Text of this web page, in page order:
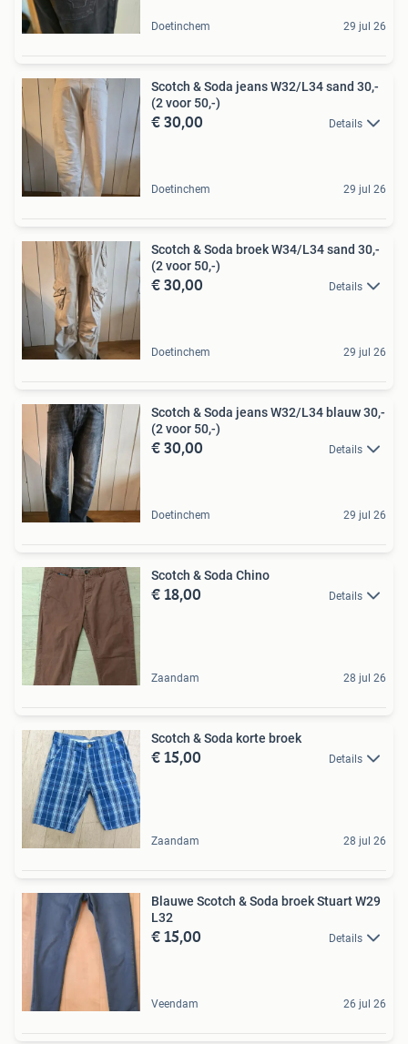
Doetinchem 29 jul 26
Scotch & Soda jeans W32/L34 sand 30,-
(2 voor 50,-)
€ 30,00 Details
Doetinchem 29 jul 26
Scotch & Soda broek W34/L34 sand 30,-
(2 voor 50,-)
€ 30,00 Details
Doetinchem 29 jul 26
Scotch & Soda jeans W32/L34 blauw 30,-
(2 voor 50,-)
€ 30,00 Details
Doetinchem 29 jul 26
Scotch & Soda Chino
€ 18,00 Details
Zaandam 28 jul 26
Scotch & Soda korte broek
€ 15,00 Details
Zaandam 28 jul 26
Blauwe Scotch & Soda broek Stuart W29
L32
€ 15,00 Details
Veendam 26 jul 26